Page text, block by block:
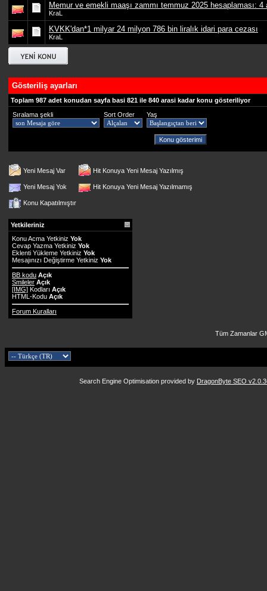
Memur ve emekli maaşı zammı temmuz 2025 hesaplaması:
KraL
KVKK'dan*1 milyar 24 milyon 786 bin liralık idari para cezası
KraL
Gösteriliş ayarları
Toplam 987 adet konudan sayfa basi 821 ile 840 arasi kadar konu gösteriliyor
Sıralama şekli
Sort Order Yaş
Yeni Mesaj Var Hit Konuya Yeni Mesaj Yazılmış
Yeni Mesaj Yok Hit Konuya Yeni Mesaj Yazılmamış
Konu Kapatılmıştır
Yetkileriniz
Konu Acma Yetkiniz Yok
Cevap Yazma Yetkiniz Yok
Eklenti Yükleme Yetkiniz Yok
Mesajınızı Değiştirme Yetkiniz Yok
BB kodu Açık
Smileler Açık
[IMG] Kodları Açık
HTML-Kodu Açık
Forum Kuralları
Tüm Zamanlar
Search Engine Optimisation provided by DragonByte SEO